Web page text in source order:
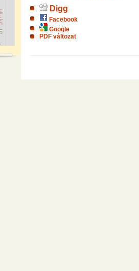
Digg
Facebook
Google
PDF változat